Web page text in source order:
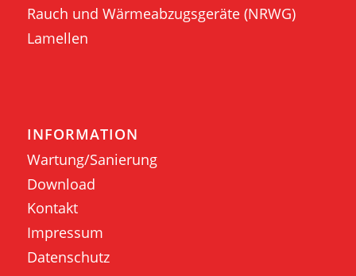
Rauch und Wärmeabzugsgeräte (NRWG)
Lamellen
INFORMATION
Wartung/Sanierung
Download
Kontakt
Impressum
Datenschutz